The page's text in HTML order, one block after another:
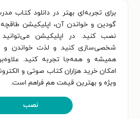
برای تجربه‌ای بهتر در دانلود کتاب
گودین و خواندن آن، اپلیکیشن طاقچه
نصب کنید. در اپلیکیشن
شخصی‌سازی کنید و لذت خواندن و
همیشه و همه‌جا تجربه کنید.
امکان خرید هزاران کتاب صوتی و
ویژه و بهترین قیمت هم فراهم است.
نصب